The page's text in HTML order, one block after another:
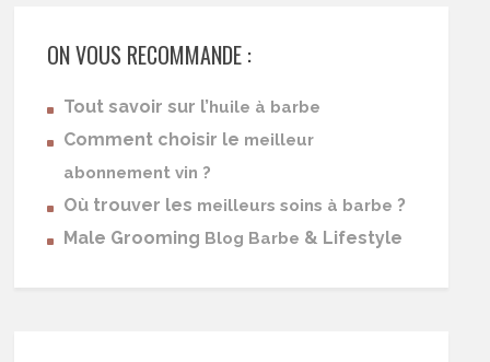
ON VOUS RECOMMANDE :
Tout savoir sur l’huile à barbe
Comment choisir le meilleur
abonnement vin ?
Où trouver les meilleurs soins à barbe ?
Male Grooming Blog Barbe & Lifestyle